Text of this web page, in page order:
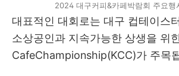
2024 대구커피&카페박람회 주요행
대표적인 대회로는 대구 컵테이스
소상공인과 지속가능한 상생을 위
CafeChampionship(KCC)가 주목